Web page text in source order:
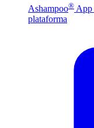
Ashampoo® App
plataforma